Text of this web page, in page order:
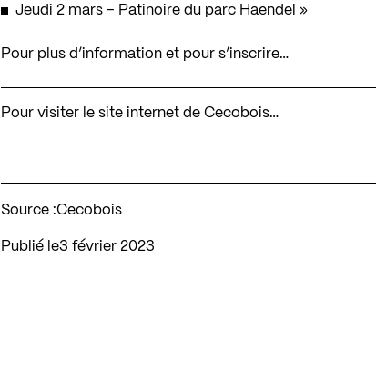
Jeudi 2 mars – Patinoire du parc Haendel »
Pour plus d’information et pour s’inscrire…
Pour visiter le site internet de Cecobois…
Source :Cecobois
Publié le 3 février 2023